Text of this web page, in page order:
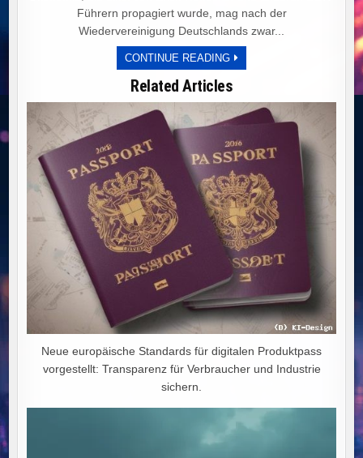
Führern propagiert wurde, mag nach der
Wiedervereinigung Deutschlands zwar...
CONTINUE READINGPLANWIRTSCHAFT
UND
DEUTSCHLANDS
DEN
WIRTSCHAFTLICHEN
NIEDERGANG
Related Articles
Neue europäische Standards für digitalen Produktpass
vorgestellt: Transparenz für Verbraucher und Industrie
sichern.